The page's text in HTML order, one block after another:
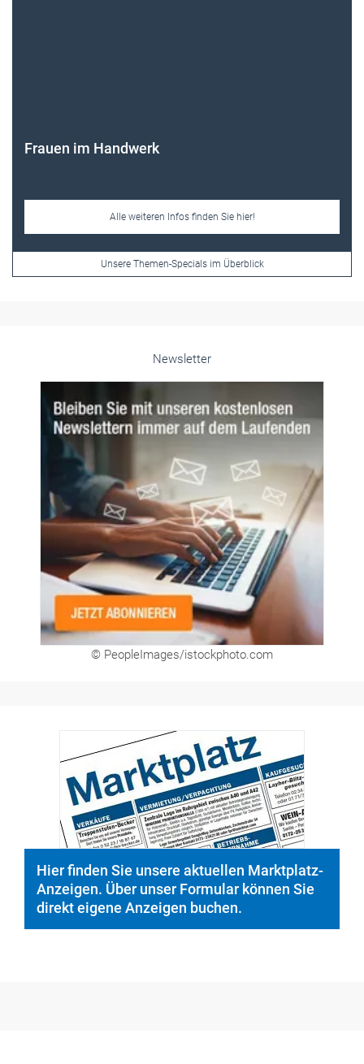
Frauen im Handwerk
Alle weiteren Infos finden Sie hier!
Unsere Themen-Specials im Überblick
Newsletter
© PeopleImages/istockphoto.com
Hier finden Sie unsere aktuellen Marktplatz-
Anzeigen. Über unser Formular können Sie
direkt eigene Anzeigen buchen.